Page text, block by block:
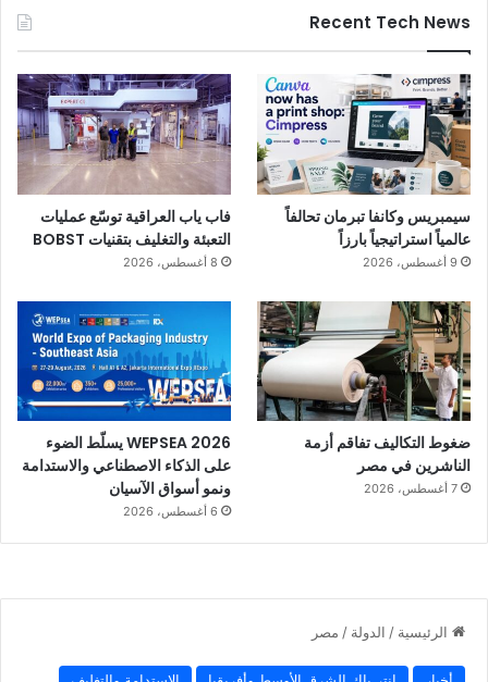
Recent Tech News
سيمبريس وكانفا تبرمان تحالفاً
عالمياً استراتيجياً بارزاً
9 أغسطس، 2026
فاب ياب العراقية توسّع عمليات
التعبئة والتغليف بتقنيات BOBST
8 أغسطس، 2026
ضغوط التكاليف تفاقم أزمة
الناشرين في مصر
7 أغسطس، 2026
WEPSEA 2026 يسلّط الضوء
على الذكاء الاصطناعي والاستدامة
ونمو أسواق الآسيان
6 أغسطس، 2026